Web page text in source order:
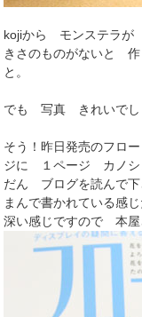
kojiから モンステラが
きさのものがないと
と。
でも 写真 きれいでし
そう！昨日発売のフロ
ジに １ページ カノシ
だん ブログを読んで
まんで書かれている感
深い感じですので 本屋